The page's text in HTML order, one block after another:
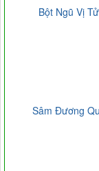
Bột Ngũ Vị
Sâm Đương